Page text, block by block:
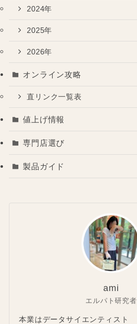
2024年
2025年
2026年
オンライン攻略
直リンク一覧表
値上げ情報
専門店選び
製品ガイド
ami
エルパト研究者
本業はデータサイエンティスト